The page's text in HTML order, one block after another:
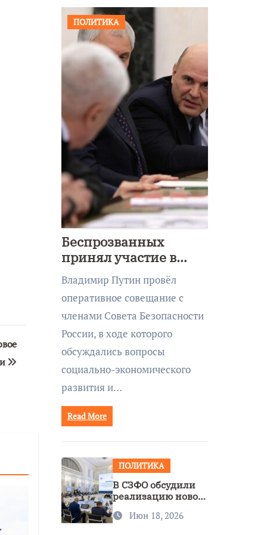
ПОЛИТИКА
Беспрозванных
принял участие в
совещании Совбеза
под руководством
Путина
Владимир Путин провёл
оперативное совещание с
членами Совета Безопасности
России, в ходе которого
обсуждались вопросы
социально-экономического
развития и…
Read More
ПОЛИТИКА
В СЗФО обсудили
реализацию новой
нацполитики
Июн 18, 2026